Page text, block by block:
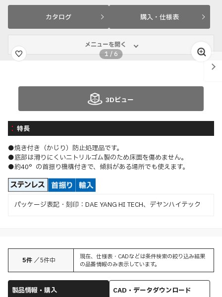
カタログ 購入・仕様表
メニューを開く
1 / 6
3Dビュー
特長
●焼き付き（かじり）防止処理品です。
●底部は滑りにくいニトリルゴム製のため床面を傷めません。
●約40°の首振り機構付きで、傾斜がある場所でも使えます。
パッケージ表記・刻印：DAE YANG HI TECH、デヤンハイテック
5件 ／5件中
現在、仕様表・CADなどは条件検索の絞り込み結果
の品番情報のみ表示しています。
製品情報・購入
CAD・データダウンロード